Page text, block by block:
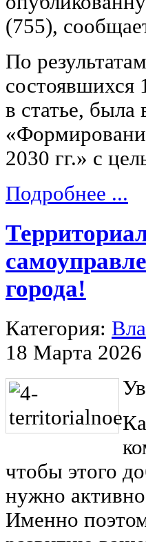
(755),
По
состоявшихся
в статье,
2030 гг.» с
Подробнее ...
города!
Категория:
18 Марта 2026
чтобы этого
нужно
Именно